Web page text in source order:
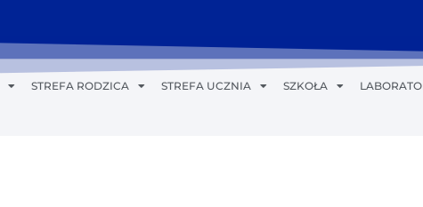
STREFA RODZICA STREFA UCZNIA SZKOŁA